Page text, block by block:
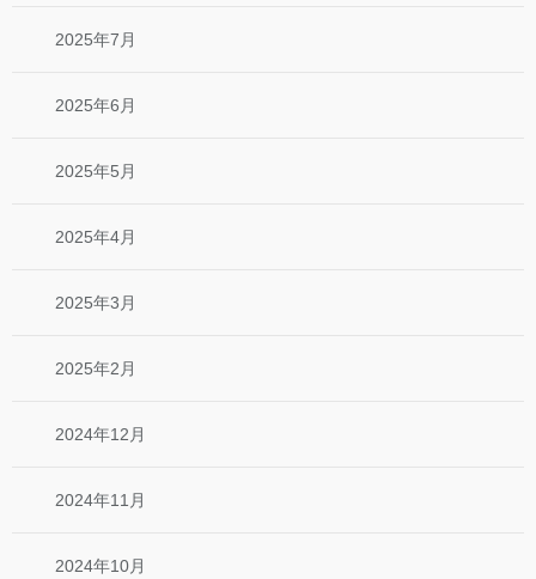
2025年7月
2025年6月
2025年5月
2025年4月
2025年3月
2025年2月
2024年12月
2024年11月
2024年10月